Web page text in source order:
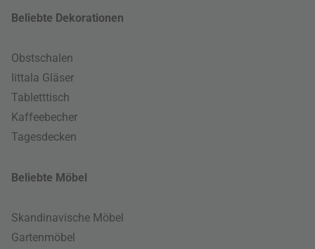
Beliebte Dekorationen
Obstschalen
Iittala Gläser
Tabletttisch
Kaffeebecher
Tagesdecken
Beliebte Möbel
Skandinavische Möbel
Gartenmöbel